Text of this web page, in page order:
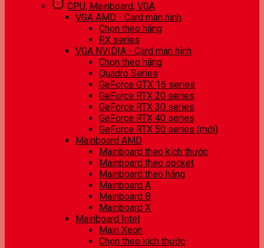
CPU, Mainboard, VGA
VGA AMD - Card màn hình
Chọn theo hãng
RX series
VGA NVIDIA - Card màn hình
Chọn theo hãng
Quadro Series
GeForce GTX 16 series
GeForce RTX 20 series
GeForce RTX 30 series
GeForce RTX 40 series
GeForce RTX 50 series (mới)
Mainboard AMD
Mainboard theo kích thước
Mainboard theo socket
Mainboard theo hãng
Mainboard A
Mainboard B
Mainboard X
Mainboard Intel
Main Xeon
Chọn theo kích thước